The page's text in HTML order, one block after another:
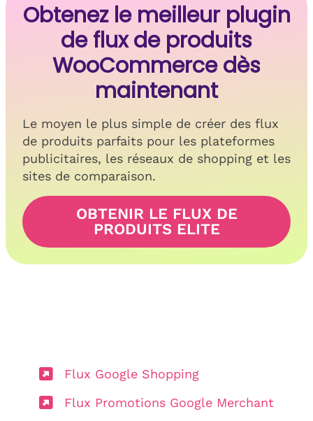
Obtenez le meilleur plugin
de flux de produits
WooCommerce dès
maintenant
Le moyen le plus simple de créer des flux
de produits parfaits pour les plateformes
publicitaires, les réseaux de shopping et les
sites de comparaison.
OBTENIR LE FLUX DE
PRODUITS ELITE
Flux Google Shopping
Flux Promotions Google Merchant